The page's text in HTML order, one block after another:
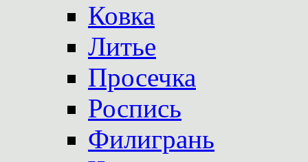
Ковка
Литье
Просечка
Роспись
Филигрань